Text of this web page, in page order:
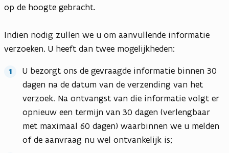
op de hoogte gebracht.
Indien nodig zullen we u om aanvullende informatie
verzoeken. U heeft dan twee mogelijkheden:
U bezorgt ons de gevraagde informatie binnen 30
dagen na de datum van de verzending van het
verzoek. Na ontvangst van die informatie volgt er
opnieuw een termijn van 30 dagen (verlengbaar
met maximaal 60 dagen) waarbinnen we u melden
of de aanvraag nu wel ontvankelijk is;